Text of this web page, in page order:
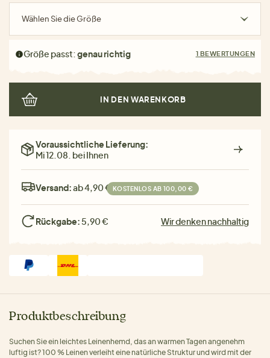
Wählen Sie die Größe
Größe passt:genau richtig 1 BEWERTUNGEN
IN DEN WARENKORB
Voraussichtliche Lieferung:
Mi 12.08. bei Ihnen
Versand:ab 4,90 € KOSTENLOS AB 100,00 €
Rückgabe: 5,90 € Wir denken nachhaltig
Produktbeschreibung
Suchen Sie ein leichtes Leinenhemd, das an warmen Tagen angenehm
luftig ist? 100 % Leinen verleiht eine natürliche Struktur und wird mit der